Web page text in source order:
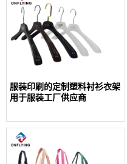
服装印刷的定制塑料衬衫衣架
用于服装工厂供应商